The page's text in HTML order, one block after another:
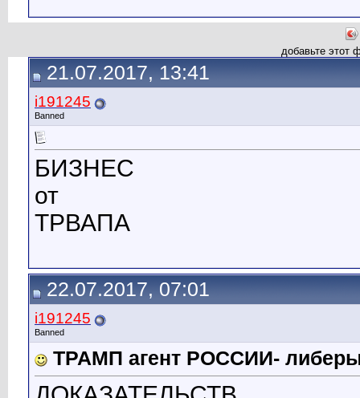
добавьте этот
21.07.2017, 13:41
i191245
Banned
БИЗНЕС
от
ТРВАПА
22.07.2017, 07:01
i191245
Banned
ТРАМП агент РОССИИ-